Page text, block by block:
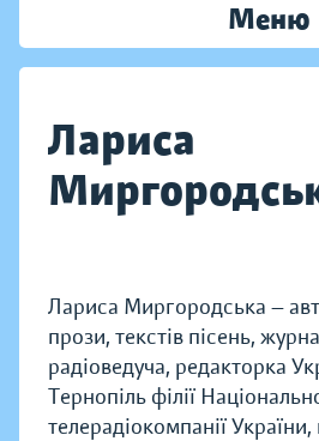
Меню
Лариса
Лариса Миргородська —
прози, текстів пісень,
радіоведуча, редакторка
Тернопіль філії
телерадіокомпанії